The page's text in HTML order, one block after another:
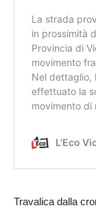
Travalica dalla